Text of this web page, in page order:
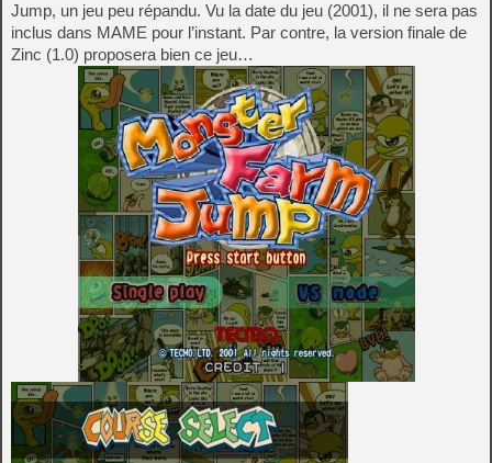
Jump, un jeu peu répandu. Vu la date du jeu (2001), il ne sera pas
inclus dans MAME pour l’instant. Par contre, la version finale de
Zinc (1.0) proposera bien ce jeu…